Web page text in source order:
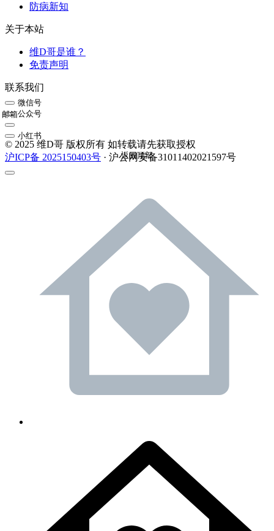
防病新知
关于本站
维D哥是谁？
免责声明
联系我们
微信号
公众号
邮箱
小红书
© 2025 维D哥 版权所有 如转载请先获取授权
沪ICP备 2025150403号 · 沪公网安备31011402021597号
返回顶部